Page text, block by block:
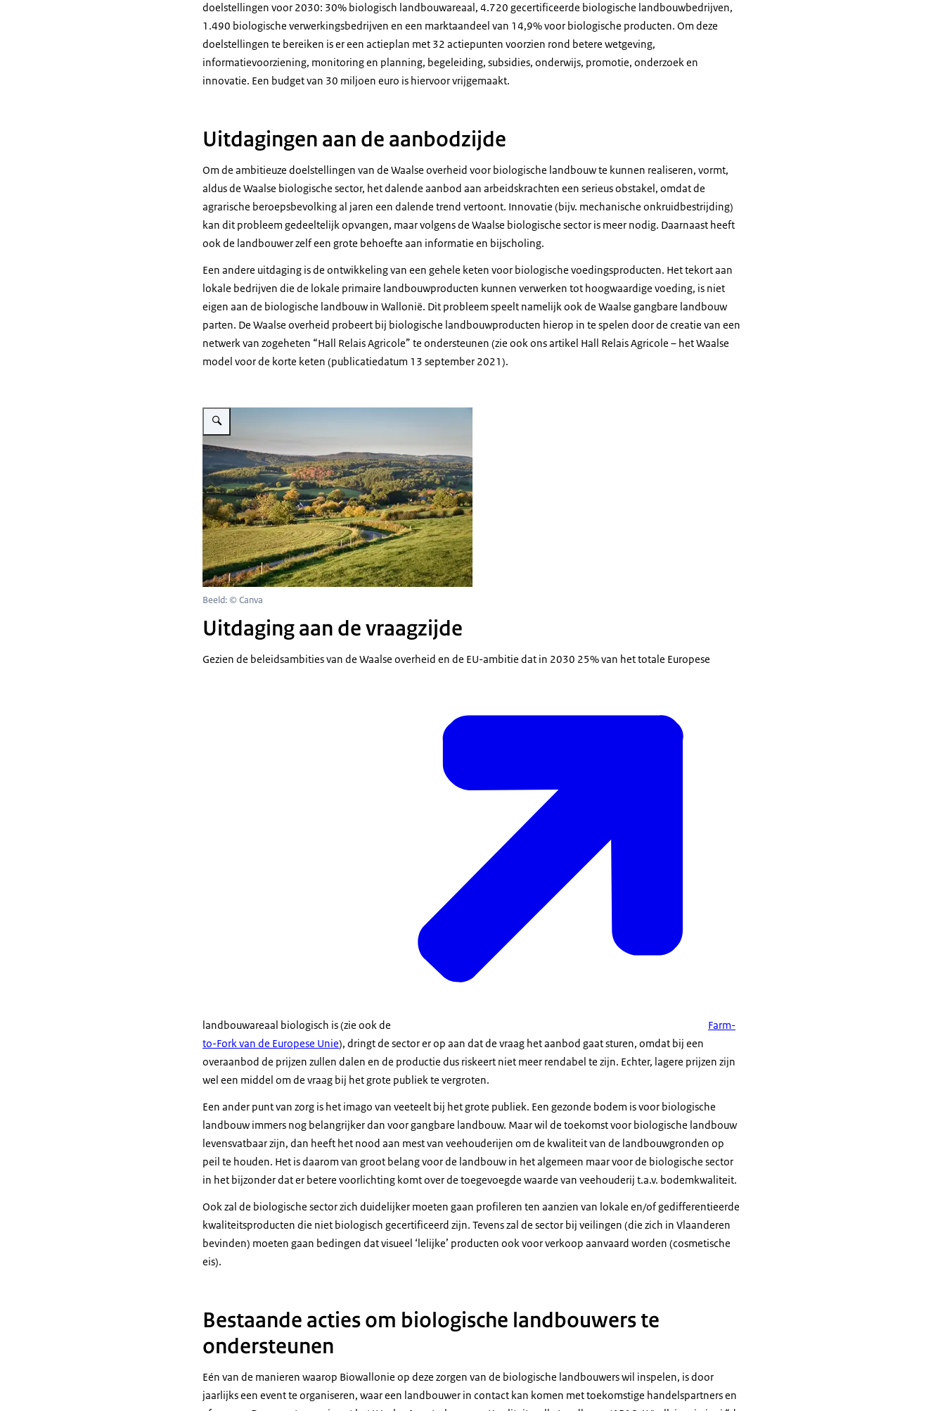
doelstellingen voor 2030: 30% biologisch landbouwareaal, 4.720 gecertificeerde biologische landbouwbedrijven,
1.490 biologische verwerkingsbedrijven en een marktaandeel van 14,9% voor biologische producten. Om deze
doelstellingen te bereiken is er een actieplan met 32 actiepunten voorzien rond betere wetgeving,
informatievoorziening, monitoring en planning, begeleiding, subsidies, onderwijs, promotie, onderzoek en
innovatie. Een budget van 30 miljoen euro is hiervoor vrijgemaakt.
Uitdagingen aan de aanbodzijde
Om de ambitieuze doelstellingen van de Waalse overheid voor biologische landbouw te kunnen realiseren, vormt,
aldus de Waalse biologische sector, het dalende aanbod aan arbeidskrachten een serieus obstakel, omdat de
agrarische beroepsbevolking al jaren een dalende trend vertoont. Innovatie (bijv. mechanische onkruidbestrijding)
kan dit probleem gedeeltelijk opvangen, maar volgens de Waalse biologische sector is meer nodig. Daarnaast heeft
ook de landbouwer zelf een grote behoefte aan informatie en bijscholing.
Een andere uitdaging is de ontwikkeling van een gehele keten voor biologische voedingsproducten. Het tekort aan
lokale bedrijven die de lokale primaire landbouwproducten kunnen verwerken tot hoogwaardige voeding, is niet
eigen aan de biologische landbouw in Wallonië. Dit probleem speelt namelijk ook de Waalse gangbare landbouw
parten. De Waalse overheid probeert bij biologische landbouwproducten hierop in te spelen door de creatie van een
netwerk van zogeheten “Hall Relais Agricole” te ondersteunen (zie ook ons artikel Hall Relais Agricole – het Waalse
model voor de korte keten (publicatiedatum 13 september 2021).
Vergroot afbeelding Wallonië landschap
Beeld: © Canva
Uitdaging aan de vraagzijde
Gezien de beleidsambities van de Waalse overheid en de EU-ambitie dat in 2030 25% van het totale Europese
landbouwareaal biologisch is (zie ook de
Farm-
to-Fork van de Europese Unie), dringt de sector er op aan dat de vraag het aanbod gaat sturen, omdat bij een
overaanbod de prijzen zullen dalen en de productie dus riskeert niet meer rendabel te zijn. Echter, lagere prijzen zijn
wel een middel om de vraag bij het grote publiek te vergroten.
Een ander punt van zorg is het imago van veeteelt bij het grote publiek. Een gezonde bodem is voor biologische
landbouw immers nog belangrijker dan voor gangbare landbouw. Maar wil de toekomst voor biologische landbouw
levensvatbaar zijn, dan heeft het nood aan mest van veehouderijen om de kwaliteit van de landbouwgronden op
peil te houden. Het is daarom van groot belang voor de landbouw in het algemeen maar voor de biologische sector
in het bijzonder dat er betere voorlichting komt over de toegevoegde waarde van veehouderij t.a.v. bodemkwaliteit.
Ook zal de biologische sector zich duidelijker moeten gaan profileren ten aanzien van lokale en/of gedifferentieerde
kwaliteitsproducten die niet biologisch gecertificeerd zijn. Tevens zal de sector bij veilingen (die zich in Vlaanderen
bevinden) moeten gaan bedingen dat visueel ‘lelijke’ producten ook voor verkoop aanvaard worden (cosmetische
eis).
Bestaande acties om biologische landbouwers te
ondersteunen
Eén van de manieren waarop Biowallonie op deze zorgen van de biologische landbouwers wil inspelen, is door
jaarlijks een event te organiseren, waar een landbouwer in contact kan komen met toekomstige handelspartners en